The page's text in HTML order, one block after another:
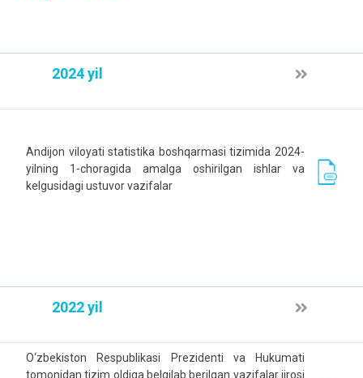
2024 yil
Andijon viloyati statistika boshqarmasi tizimida 2024-
yilning 1-choragida amalga oshirilgan ishlar va
kelgusidagi ustuvor vazifalar
2022 yil
O‘zbekiston Respublikasi Prezidenti va Hukumati
tomonidan tizim oldiga belgilab berilgan vazifalar ijrosi